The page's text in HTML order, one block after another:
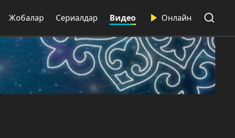
Жобалар Сериалдар Видео Онлайн